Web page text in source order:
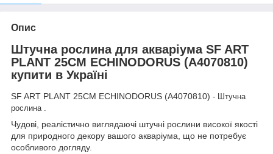
Опис
Штучна рослина для акваріума SF ART
PLANT 25CM ECHINODORUS (A4070810)
купити в Україні
SF ART PLANT 25CM ECHINODORUS (A4070810) - Штучна
рослина .
Чудові, реалістично виглядаючі штучні рослини високої якості
для природного декору вашого акваріума, що не потребує
особливого догляду.